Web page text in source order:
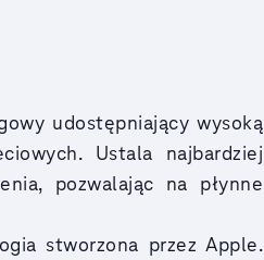
udostępniający wysoką
Ustala najbardziej
pozwalając na płynne
stworzona przez Apple.